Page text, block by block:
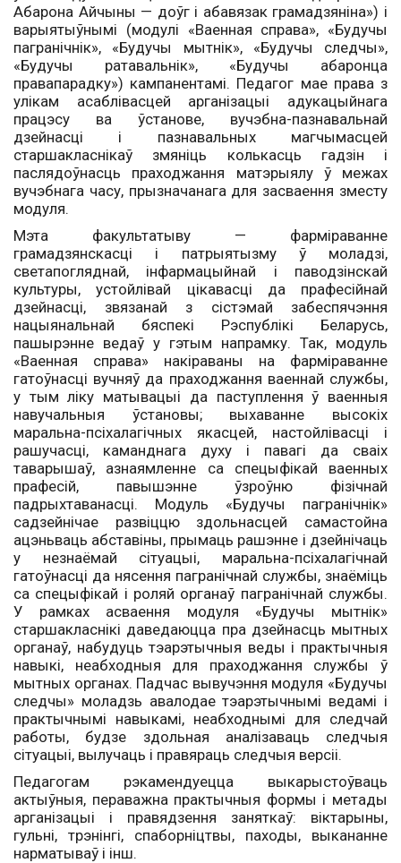
Абарона Айчыны — доўг і абавязак грамадзяніна») і
варыятыўнымі (модулі «Ваенная справа», «Будучы
пагранічнік», «Будучы мытнік», «Будучы следчы»,
«Будучы ратавальнік», «Будучы абаронца
правапарадку») кампанентамі. Педагог мае права з
улікам асаблівасцей арганізацыі адукацыйнага
працэсу ва ўстанове, вучэбна-пазнавальнай
дзейнасці і пазнавальных магчымасцей
старшакласнікаў змяніць колькасць гадзін і
паслядоўнасць праходжання матэрыялу ў межах
вучэбнага часу, прызначанага для засваення зместу
модуля.
Мэта факультатыву — фарміраванне
грамадзянскасці і патрыятызму ў моладзі,
светапогляднай, інфармацыйнай і паводзінскай
культуры, устойлівай цікавасці да прафесійнай
дзейнасці, звязанай з сістэмай забеспячэння
нацыянальнай бяспекі Рэспублікі Беларусь,
пашырэнне ведаў у гэтым напрамку. Так, модуль
«Ваенная справа» накіраваны на фарміраванне
гатоўнасці вучняў да праходжання ваеннай службы,
у тым ліку матывацыі да паступлення ў ваенныя
навучальныя ўстановы; выхаванне высокіх
маральна-псіхалагічных якасцей, настойлівасці і
рашучасці, каманднага духу і павагі да сваіх
таварышаў, азнаямленне са спецыфікай ваенных
прафесій, павышэнне ўзроўню фізічнай
падрыхтаванасці. Модуль «Будучы пагранічнік»
садзейнічае развіццю здольнасцей самастойна
ацэньваць абставіны, прымаць рашэнне і дзейнічаць
у незнаёмай сітуацыі, маральна-псіхалагічнай
гатоўнасці да нясення пагранічнай службы, знаёміць
са спецыфікай і роляй органаў пагранічнай службы.
У рамках асваення модуля «Будучы мытнік»
старшакласнікі даведаюцца пра дзейнасць мытных
органаў, набудуць тэарэтычныя веды і практычныя
навыкі, неабходныя для праходжання службы ў
мытных органах. Падчас вывучэння модуля «Будучы
следчы» моладзь авалодае тэарэтычнымі ведамі і
практычнымі навыкамі, неабходнымі для следчай
работы, будзе здольная аналізаваць следчыя
сітуацыі, вылучаць і правяраць следчыя версіі.
Педагогам рэкамендуецца выкарыстоўваць
актыўныя, пераважна практычныя формы і метады
арганізацыі і правядзення заняткаў: віктарыны,
гульні, трэнінгі, спаборніцтвы, паходы, выкананне
нарматываў і інш.